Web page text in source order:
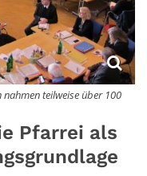
teilweise über 100
Pfarrei als